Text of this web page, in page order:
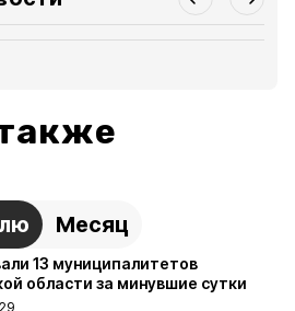
Месяц
13 муниципалитетов
области за минувшие сутки